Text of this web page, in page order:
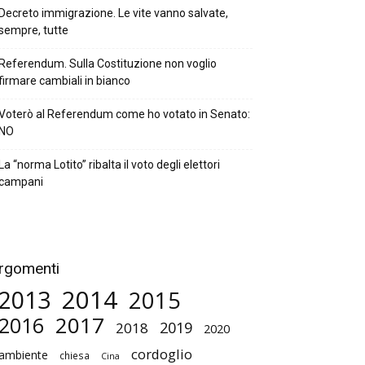
immigrazione. Le vite vanno salvate,
tutte
Sulla Costituzione non voglio
cambiali in bianco
al Referendum come ho votato in Senato:
“norma Lotito” ribalta il voto degli elettori
2014 2015
2017 2018 2019 2020
chiesa Cina cordoglio